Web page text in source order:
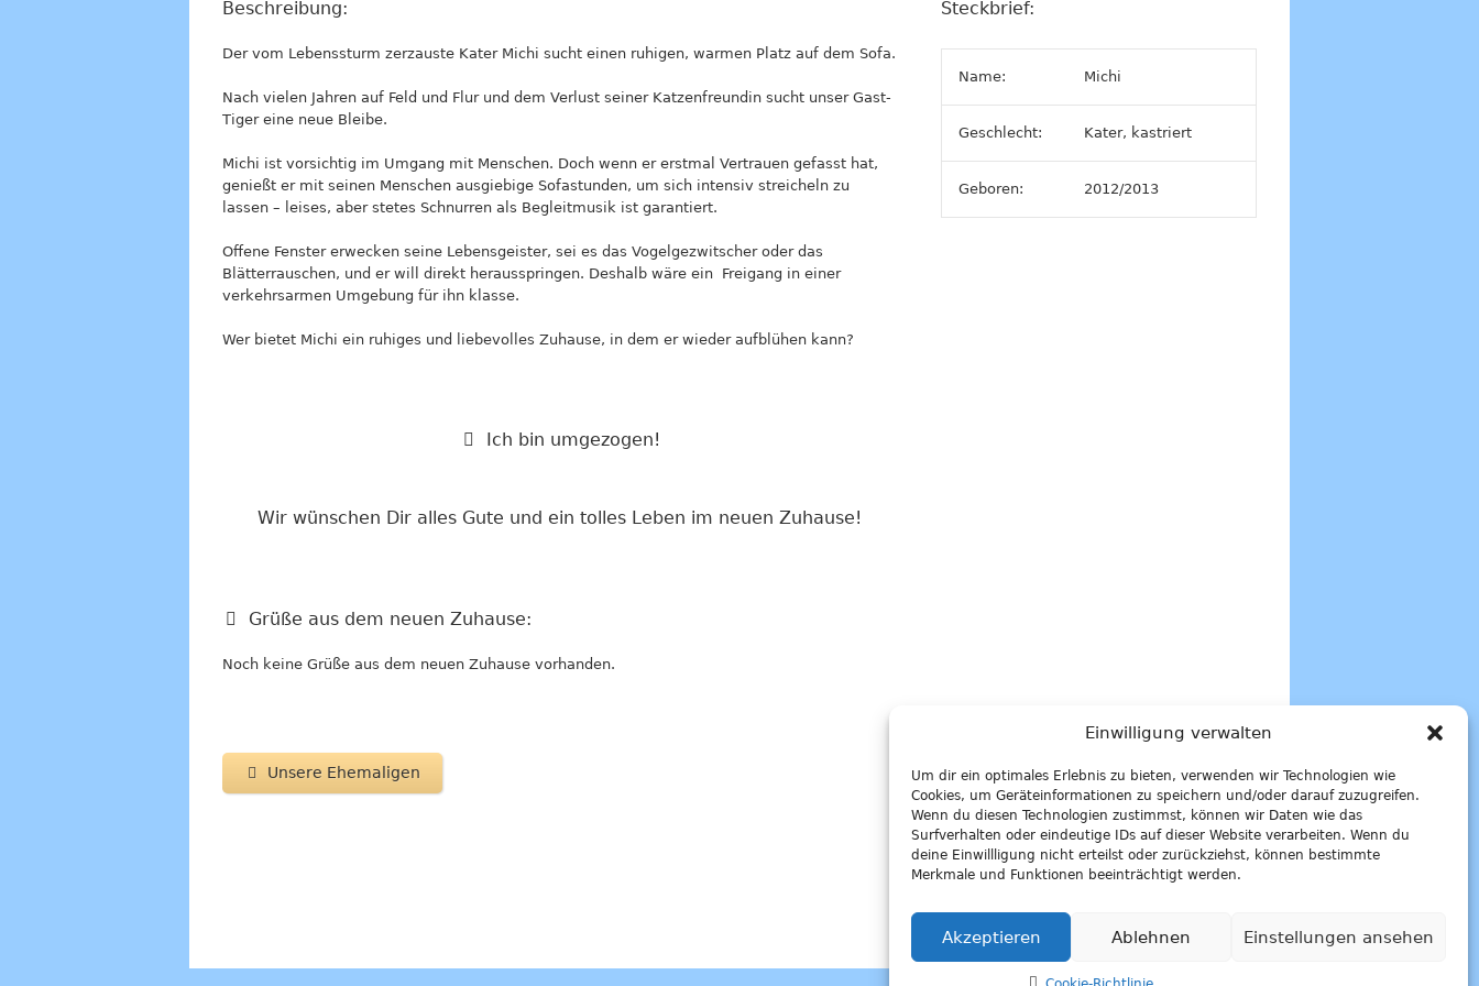
Einwilligung verwalten
Um dir ein optimales Erlebnis zu bieten, verwenden wir Technologien wie
Cookies, um Geräteinformationen zu speichern und/oder darauf zuzugreifen.
Wenn du diesen Technologien zustimmst, können wir Daten wie das
Surfverhalten oder eindeutige IDs auf dieser Website verarbeiten. Wenn du
deine Einwillligung nicht erteilst oder zurückziehst, können bestimmte
Merkmale und Funktionen beeinträchtigt werden.
Akzeptieren Ablehnen Einstellungen ansehen
Beschreibung:
Der vom Lebenssturm zerzauste Kater Michi sucht einen ruhigen, warmen Platz auf dem Sofa.
Nach vielen Jahren auf Feld und Flur und dem Verlust seiner Katzenfreundin sucht unser Gast-
Tiger eine neue Bleibe.
Michi ist vorsichtig im Umgang mit Menschen. Doch wenn er erstmal Vertrauen gefasst hat,
genießt er mit seinen Menschen ausgiebige Sofastunden, um sich intensiv streicheln zu
lassen – leises, aber stetes Schnurren als Begleitmusik ist garantiert.
Offene Fenster erwecken seine Lebensgeister, sei es das Vogelgezwitscher oder das
Blätterrauschen, und er will direkt herausspringen. Deshalb wäre ein Freigang in einer
verkehrsarmen Umgebung für ihn klasse.
Wer bietet Michi ein ruhiges und liebevolles Zuhause, in dem er wieder aufblühen kann?
Ich bin umgezogen!
Wir wünschen Dir alles Gute und ein tolles Leben im neuen Zuhause!
Steckbrief:
Name: Michi
Geschlecht: Kater, kastriert
Geboren: 2012/2013
Grüße aus dem neuen Zuhause:
Noch keine Grüße aus dem neuen Zuhause vorhanden.
Unsere Ehemaligen